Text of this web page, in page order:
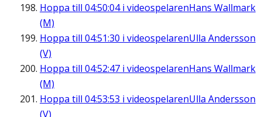
Hoppa till 04:50:04i videospelarenHans Wallmark
(M)
Hoppa till 04:51:30 i videospelarenUlla Andersson
(V)
Hoppa till 04:52:47 i videospelarenHans Wallmark
(M)
Hoppa till 04:53:53 i videospelarenUlla Andersson
(V)